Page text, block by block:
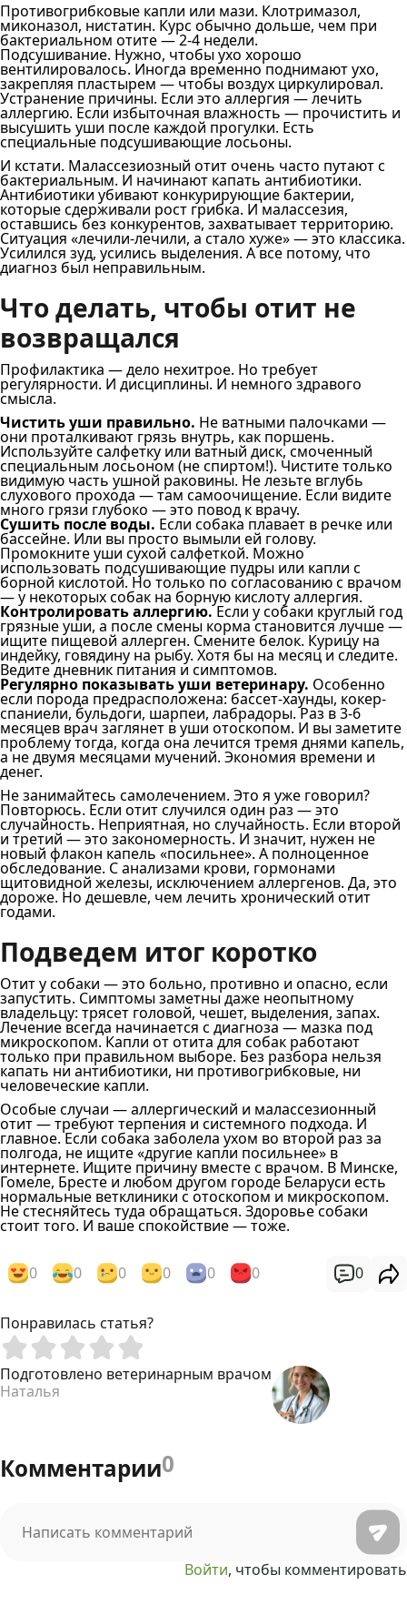
Противогрибковые капли или мази. Клотримазол,
миконазол, нистатин. Курс обычно дольше, чем при
бактериальном отите — 2-4 недели.
Подсушивание. Нужно, чтобы ухо хорошо
вентилировалось. Иногда временно поднимают ухо,
закрепляя пластырем — чтобы воздух циркулировал.
Устранение причины. Если это аллергия — лечить
аллергию. Если избыточная влажность — прочистить и
высушить уши после каждой прогулки. Есть
специальные подсушивающие лосьоны.
И кстати. Малассезиозный отит очень часто путают с
бактериальным. И начинают капать антибиотики.
Антибиотики убивают конкурирующие бактерии,
которые сдерживали рост грибка. И малассезия,
оставшись без конкурентов, захватывает территорию.
Ситуация «лечили-лечили, а стало хуже» — это классика.
Усилился зуд, усились выделения. А все потому, что
диагноз был неправильным.
Что делать, чтобы отит не
возвращался
Профилактика — дело нехитрое. Но требует
регулярности. И дисциплины. И немного здравого
смысла.
Чистить уши правильно. Не ватными палочками —
они проталкивают грязь внутрь, как поршень.
Используйте салфетку или ватный диск, смоченный
специальным лосьоном (не спиртом!). Чистите только
видимую часть ушной раковины. Не лезьте вглубь
слухового прохода — там самоочищение. Если видите
много грязи глубоко — это повод к врачу.
Сушить после воды. Если собака плавает в речке или
бассейне. Или вы просто вымыли ей голову.
Промокните уши сухой салфеткой. Можно
использовать подсушивающие пудры или капли с
борной кислотой. Но только по согласованию с врачом
— у некоторых собак на борную кислоту аллергия.
Контролировать аллергию.Если у собаки круглый год
грязные уши, а после смены корма становится лучше —
ищите пищевой аллерген. Смените белок. Курицу на
индейку, говядину на рыбу. Хотя бы на месяц и следите.
Ведите дневник питания и симптомов.
Регулярно показывать уши ветеринару. Особенно
если порода предрасположена: бассет-хаунды, кокер-
спаниели, бульдоги, шарпеи, лабрадоры. Раз в 3-6
месяцев врач заглянет в уши отоскопом. И вы заметите
проблему тогда, когда она лечится тремя днями капель,
а не двумя месяцами мучений. Экономия времени и
денег.
Не занимайтесь самолечением. Это я уже говорил?
Повторюсь. Если отит случился один раз — это
случайность. Неприятная, но случайность. Если второй
и третий — это закономерность. И значит, нужен не
новый флакон капель «посильнее». А полноценное
обследование. С анализами крови, гормонами
щитовидной железы, исключением аллергенов. Да, это
дороже. Но дешевле, чем лечить хронический отит
годами.
Подведем итог коротко
Отит у собаки — это больно, противно и опасно, если
запустить. Симптомы заметны даже неопытному
владельцу: трясет головой, чешет, выделения, запах.
Лечение всегда начинается с диагноза — мазка под
микроскопом. Капли от отита для собак работают
только при правильном выборе. Без разбора нельзя
капать ни антибиотики, ни противогрибковые, ни
человеческие капли.
Особые случаи — аллергический и малассезионный
отит — требуют терпения и системного подхода. И
главное. Если собака заболела ухом во второй раз за
полгода, не ищите «другие капли посильнее» в
интернете. Ищите причину вместе с врачом. В Минске,
Гомеле, Бресте и любом другом городе Беларуси есть
нормальные ветклиники с отоскопом и микроскопом.
Не стесняйтесь туда обращаться. Здоровье собаки
стоит того. И ваше спокойствие — тоже.
0 0 0 0 0 0 0
Понравилась статья?
Подготовлено ветеринарным врачом
Наталья
Комментарии0
Войти, чтобы комментировать